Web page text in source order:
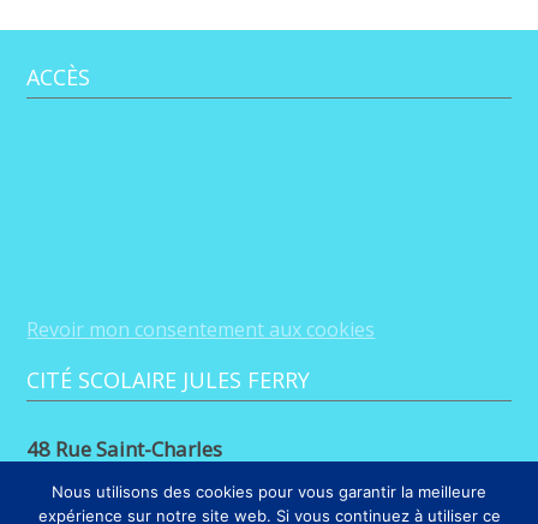
ACCÈS
Revoir mon consentement aux cookies
CITÉ SCOLAIRE JULES FERRY
48 Rue Saint-Charles
Nous utilisons des cookies pour vous garantir la meilleure
expérience sur notre site web. Si vous continuez à utiliser ce